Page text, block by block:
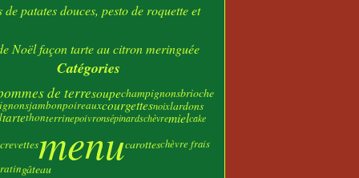
de patates douces, pesto de roquette et
Noël façon tarte au citron meringuée
Catégories
de terresoupechampignonsbrioche
jambonpoireauxcourgettesnoixlardons
tartethonterrinepoivronsépinardschèvremielcake
crevettesmenucarotteschèvre frais
gâteau